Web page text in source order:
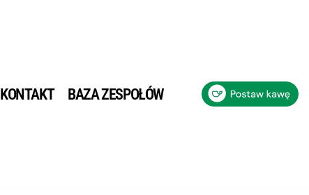
KONTAKT BAZA ZESPOŁÓW